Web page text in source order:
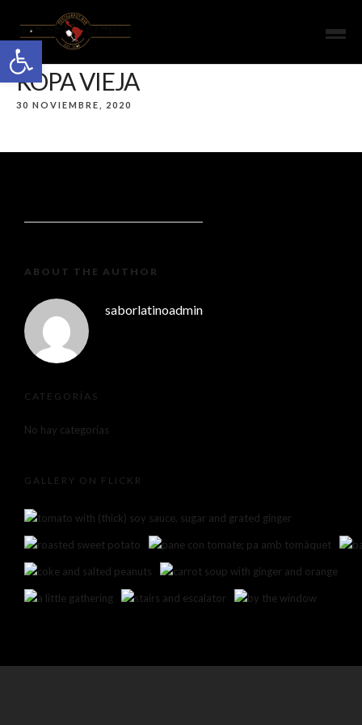
Open toolbar
ROPA VIEJA
30 NOVIEMBRE, 2020
ABOUT THE AUTHOR
saborlatinoadmin
CATEGORÍAS
No hay categorías
GALLERY ON FLICKR